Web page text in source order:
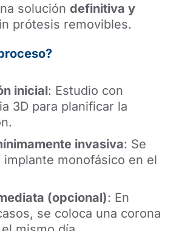
solución definitiva y
prótesis removibles.
inicial: Estudio con
3D para planificar la
invasiva: Se
implante monofásico en el
(opcional): En
se coloca una corona